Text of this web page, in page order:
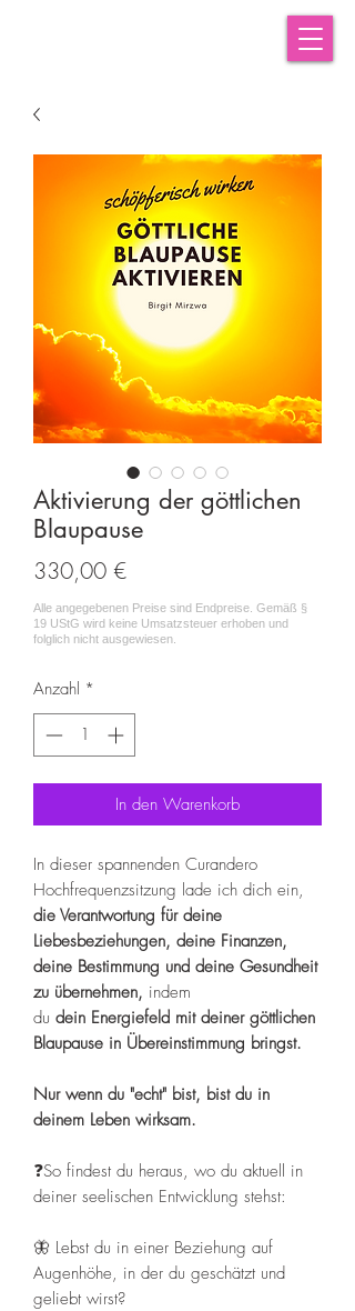
Aktivierung der göttlichen
Blaupause
330,00 €Preis
Anzahl *
In den Warenkorb
In dieser spannenden Curandero
Hochfrequenzsitzung lade ich dich ein,
die Verantwortung für deine
Liebesbeziehungen, deine Finanzen,
deine Bestimmung und deine Gesundheit
zu übernehmen, indem
du dein Energiefeld mit deiner göttlichen
Blaupause in Übereinstimmung bringst.
Nur wenn du "echt" bist, bist du in
deinem Leben wirksam.
❓So findest du heraus, wo du aktuell in
deiner seelischen Entwicklung stehst:
🦋 Lebst du in einer Beziehung auf
Augenhöhe, in der du geschätzt und
geliebt wirst?